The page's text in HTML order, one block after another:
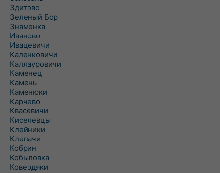
Здитово
Зеленый Бор
Знаменка
Иваново
Ивацевичи
Каленковичи
Каллауровичи
Каменец
Камень
Каменюки
Карчево
Квасевичи
Киселевцы
Клейники
Клепачи
Кобрин
Кобыловка
Ковердяки